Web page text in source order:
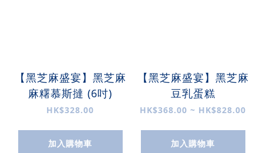
【黑芝麻盛宴】黑芝麻
麻糬慕斯撻 (6吋)
HK$328.00
加入購物車
【黑芝麻盛宴】黑芝麻
豆乳蛋糕
HK$368.00 ~ HK$828.00
加入購物車